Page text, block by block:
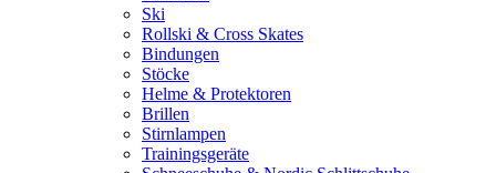
Ski
Rollski & Cross Skates
Bindungen
Stöcke
Helme & Protektoren
Brillen
Stirnlampen
Trainingsgeräte